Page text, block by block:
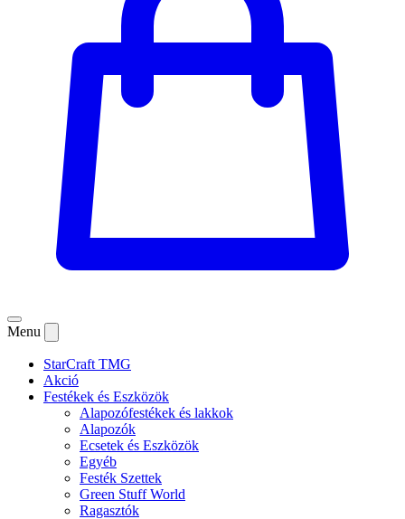
Menu
StarCraft TMG
Akció
Festékek és Eszközök
Alapozófestékek és lakkok
Alapozók
Ecsetek és Eszközök
Egyéb
Festék Szettek
Green Stuff World
Ragasztók